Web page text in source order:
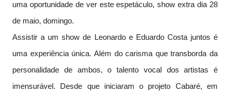
uma oportunidade de ver este espetáculo, show extra dia 28
de maio, domingo.
Assistir a um show de Leonardo e Eduardo Costa juntos é
uma experiência única. Além do carisma que transborda da
personalidade de ambos, o talento vocal dos artistas é
imensurável. Desde que iniciaram o projeto Cabaré, em